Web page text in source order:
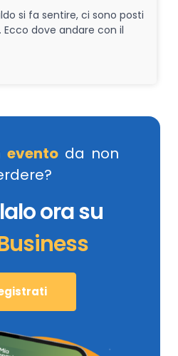
si fa sentire, ci sono posti
Ecco dove andare con il
evento da non
ora su